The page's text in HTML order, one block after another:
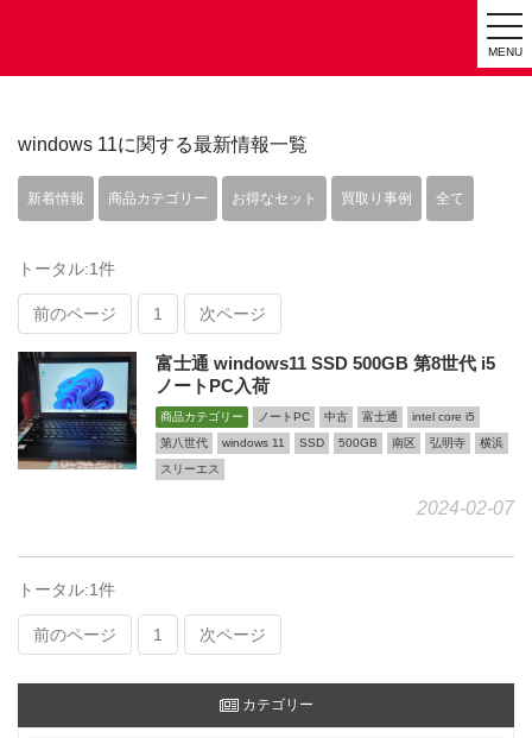
MENU
windows 11に関する最新情報一覧
新着情報 商品カテゴリー お得なセット 買取り事例 全て
トータル:1件
前のページ 1 次ページ
富士通 windows11 SSD 500GB 第8世代 i5
ノートPC入荷
商品カテゴリー ノートPC 中古 富士通
intel core i5
第八世代
windows 11 SSD 500GB 南区 弘明寺
横浜
スリーエス
2024-02-07
トータル:1件
前のページ 1 次ページ
カテゴリー